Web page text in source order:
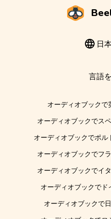
日
言語
オーディオブックで
オーディオブックでス
オーディオブックでポル
オーディオブックでフ
オーディオブックでイ
オーディオブックでド
オーディオブックで